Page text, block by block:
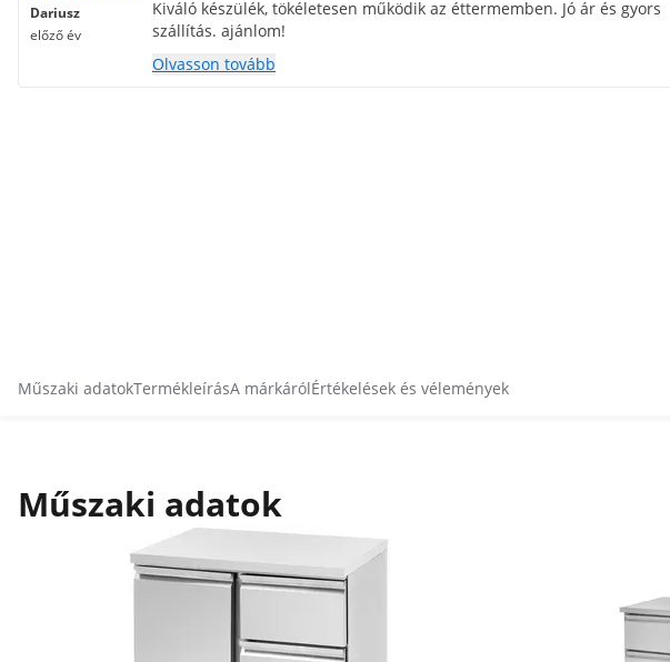
Dariusz
előző év
Kiváló készülék, tökéletesen működik az éttermemben. Jó ár és gyors
szállítás. ajánlom!
Olvasson tovább
Műszaki adatokTermékleírásA márkárólÉrtékelések és vélemények
Műszaki adatok